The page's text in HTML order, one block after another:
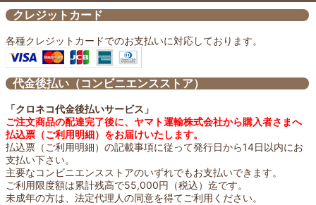
焼肉のおともに
日々の習慣に
SALE
クレジットカード
各種クレジットカードでのお支払いに対応しております。
代金後払い（コンビニエンスストア）
「クロネコ代金後払いサービス」
ご注文商品の配達完了後に、ヤマト運輸株式会社から購入者さまへ
払込票（ご利用明細）をお届けいたします。
払込票（ご利用明細）の記載事項に従って発行日から14日以内にお
支払い下さい。
主要なコンビニエンスストアのいずれでもお支払いできます。
ご利用限度額は累計残高で55,000円（税込）迄です。
未成年の方は、法定代理人の同意を得てご利用ください。